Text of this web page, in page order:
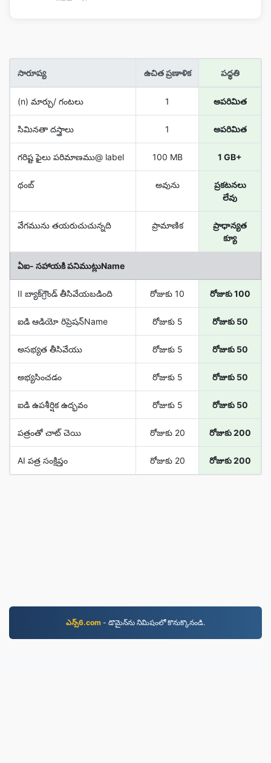
సారూప్య ఉచిత ప్రణాళిక పధ్ధతి
(n) మార్చు/ గంటలు 1 అపరిమిత
సిమినతా దస్త్రాలు 1 అపరిమిత
గరిష్ట ఫైలు పరిమాణము@ label 100 MB 1 GB+
థంబ్ అవును
ప్రకటనలు
లేవు
వేగమును తయరుచుచున్నది ప్రామాణిక
ప్రాధాన్యత
క్యూ
ఏఐ- సహాయకి పనిముట్లుName
II బ్యాక్‌గ్రౌండ్ తీసివేయబడింది రోజుకు 10 రోజుకు 100
ఐడి ఆడియో రిప్రెషన్Name రోజుకు 5 రోజుకు 50
అసభ్యత తీసివేయు రోజుకు 5 రోజుకు 50
అభ్యసించడం రోజుకు 5 రోజుకు 50
ఐడి ఉపశీర్షిక ఉద్భవం రోజుకు 5 రోజుకు 50
పత్రంతో చాట్ చెయి రోజుకు 20 రోజుకు 200
AI పత్ర సంక్షిప్తం రోజుకు 20 రోజుకు 200
ఎన్స్6.com - డొమైన్‌ను నిమిషంలో కొనుక్కొనండి.